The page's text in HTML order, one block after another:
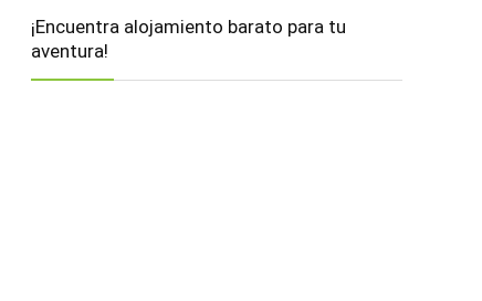
¡Encuentra alojamiento barato para tu
aventura!